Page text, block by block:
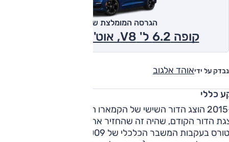
נבדק על ידיאוהד אלגוב
הגרסה המומלצת של אוטו
קופה 6.2 ל' V8, אוט', 2SS 2022
כללי
ב-2015 הוצג הדור השישי של הקמארו האייקונית - שש שנים
הדור הקודם, שהיה זה שהחזיר את הצבע ללחיים של ג'נרל